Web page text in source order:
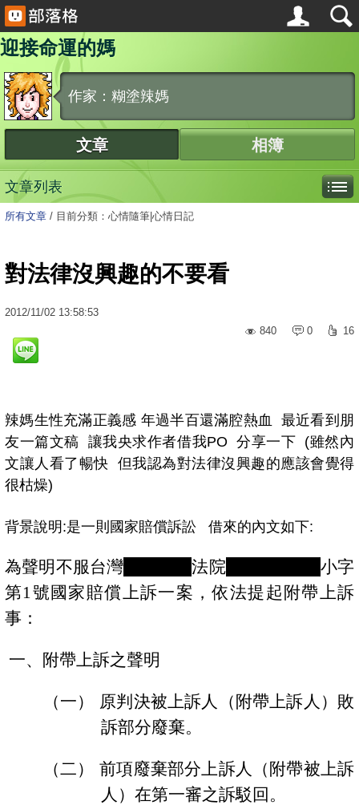
迎接命運的媽
作家：糊塗辣媽
文章 相簿
文章列表
所有文章 / 目前分類：心情隨筆|心情日記
對法律沒興趣的不要看
2012/11/02 13:58:53
840
0 16
辣媽生性充滿正義感 年過半百還滿腔熱血 最近看到朋
友一篇文稿 讓我央求作者借我PO 分享一下 (雖然內
文讓人看了暢快 但我認為對法律沒興趣的應該會覺得
很枯燥)
背景說明:是一則國家賠償訴訟 借來的內文如下:
為聲明不服台灣 板橋地方法院101
小字
第1號 國家賠償上訴一案 ，依法提起附帶上訴
事：
一、附帶上訴之聲明
（一）
原判決被上訴人（附帶上訴人）敗
訴部分廢棄。
（二）
前項廢棄部分上訴人（附帶被上訴
人）在第一審之訴駁回。